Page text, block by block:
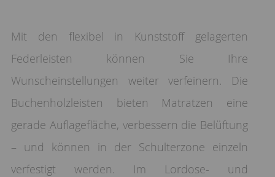
Mit den flexibel in Kunststoff gelagerten
Federleisten können Sie Ihre
Wunscheinstellungen weiter verfeinern. Die
Buchenholzleisten bieten Matratzen eine
gerade Auflagefläche, verbessern die Belüftung
– und können in der Schulterzone einzeln
verfestigt werden. Im Lordose- und